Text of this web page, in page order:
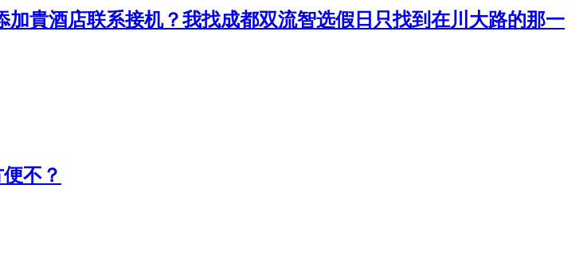
貴酒店联系接机？我找成都双流智选假日只找到在川大路的那一
不？